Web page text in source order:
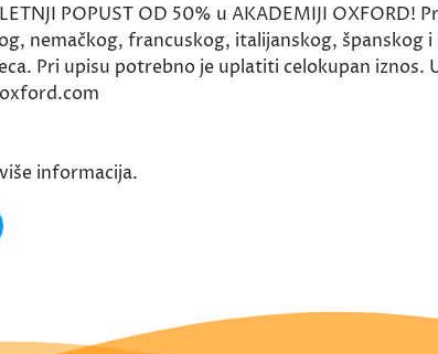
LETNJI POPUST OD 50% u AKADEMIJI
nemačkog, francuskog, italijanskog,
Pri upisu potrebno je uplatiti celokupan iznos.
informacija.